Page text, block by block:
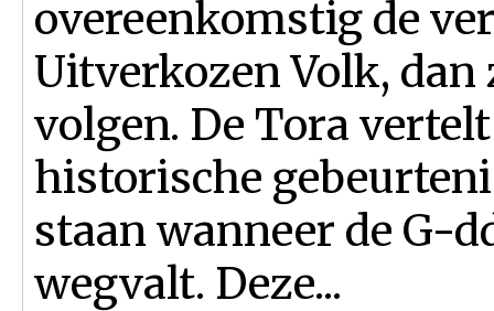
overeenkomstig de
Uitverkozen Volk,
volgen. De Tora
historische
staan wanneer de G-
wegvalt. Deze...